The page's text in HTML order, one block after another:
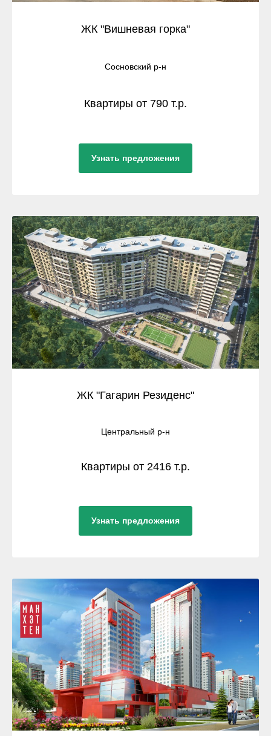
ЖК "Вишневая горка"
Сосновский р-н
Квартиры от 790 т.р.
Узнать предложения
ЖК "Гагарин Резиденс"
Центральный р-н
Квартиры от 2416 т.р.
Узнать предложения